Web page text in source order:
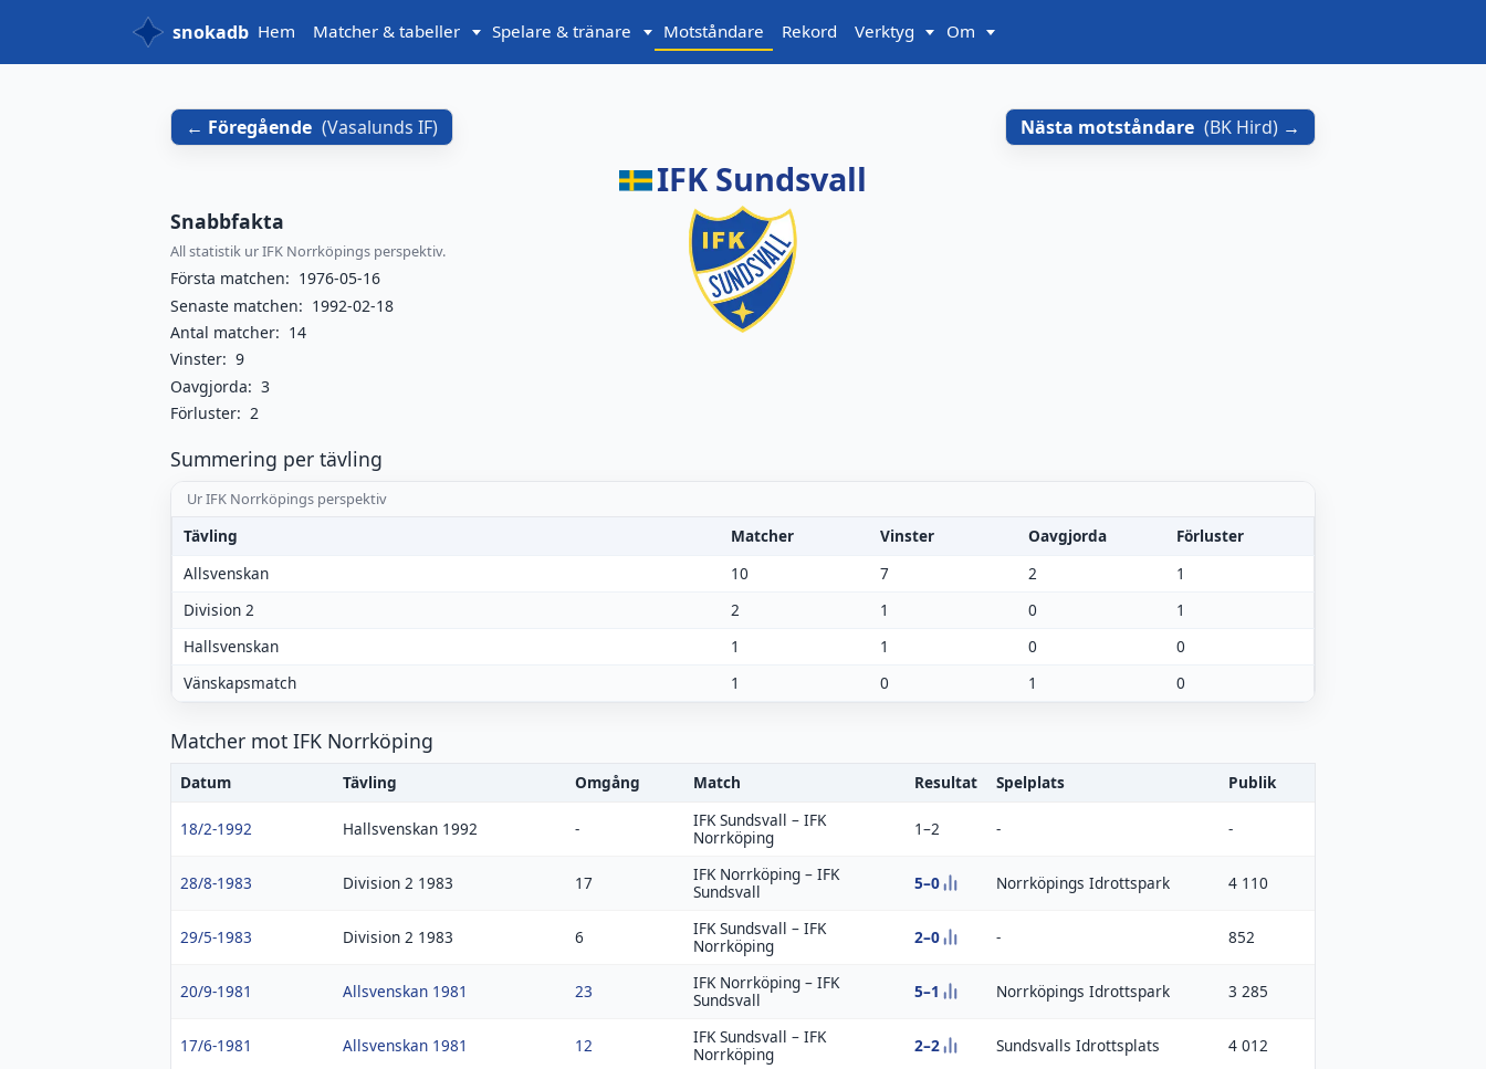
snokadb Hem Matcher & tabeller Spelare & tränare Motståndare Rekord Verktyg Om
Föregående (Vasalunds IF) Nästa motståndare (BK Hird)
IFK Sundsvall
Snabbfakta
All statistik ur IFK Norrköpings perspektiv.
Första matchen: 1976-05-16
Senaste matchen: 1992-02-18
Antal matcher: 14
Vinster: 9
Oavgjorda: 3
Förluster: 2
Summering per tävling
Ur IFK Norrköpings perspektiv
Tävling Matcher Vinster Oavgjorda
Förluster
Allsvenskan
10 7 2
1
Division 2
2 1 0
1
Hallsvenskan
1 1 0
0
Vänskapsmatch
1 0 1 0
Matcher mot IFK Norrköping
Datum Tävling Omgång Match Resultat Spelplats Publik
18/2-1992 Hallsvenskan 1992 - IFK Sundsvall – IFK
Norrköping
1–2 - -
28/8-1983 Division 2 1983 17 IFK Norrköping – IFK
Sundsvall
5–0 Norrköpings Idrottspark 4 110
29/5-1983 Division 2 1983 6 IFK Sundsvall – IFK
Norrköping
2–0 - 852
20/9-1981 Allsvenskan 1981 23 IFK Norrköping – IFK
Sundsvall
5–1 Norrköpings Idrottspark 3 285
17/6-1981 Allsvenskan 1981 12 IFK Sundsvall – IFK
Norrköping
2–2 Sundsvalls Idrottsplats 4 012